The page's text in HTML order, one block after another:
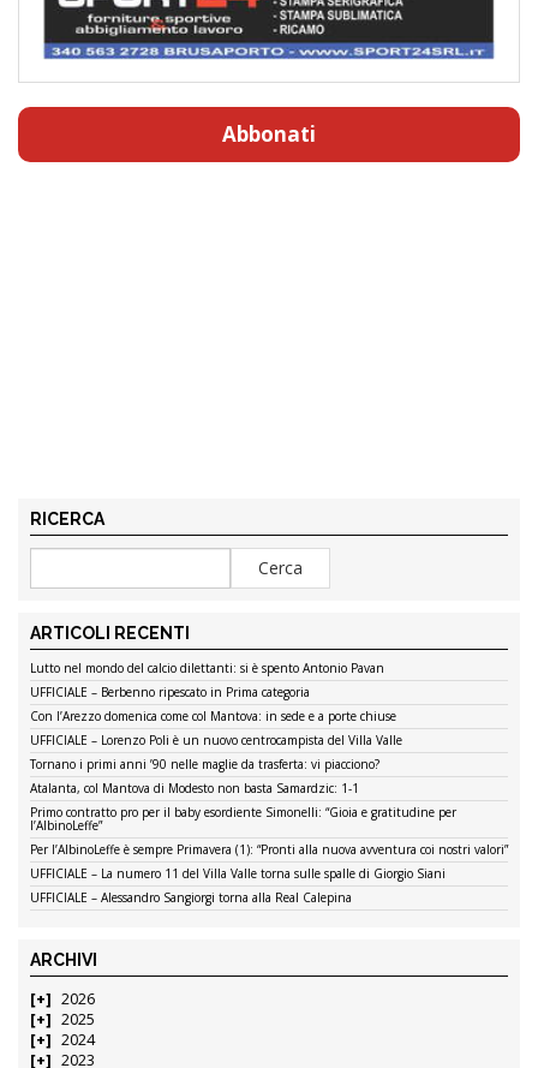
Abbonati
RICERCA
ARTICOLI RECENTI
Lutto nel mondo del calcio dilettanti: si è spento Antonio Pavan
UFFICIALE – Berbenno ripescato in Prima categoria
Con l’Arezzo domenica come col Mantova: in sede e a porte chiuse
UFFICIALE – Lorenzo Poli è un nuovo centrocampista del Villa Valle
Tornano i primi anni ’90 nelle maglie da trasferta: vi piacciono?
Atalanta, col Mantova di Modesto non basta Samardzic: 1-1
Primo contratto pro per il baby esordiente Simonelli: “Gioia e gratitudine per
l’AlbinoLeffe”
Per l’AlbinoLeffe è sempre Primavera (1): “Pronti alla nuova avventura coi nostri valori”
UFFICIALE – La numero 11 del Villa Valle torna sulle spalle di Giorgio Siani
UFFICIALE – Alessandro Sangiorgi torna alla Real Calepina
ARCHIVI
2026
2025
2024
2023